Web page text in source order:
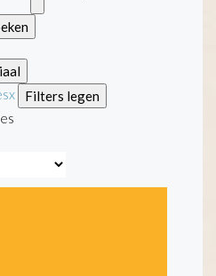
x
Filters legen